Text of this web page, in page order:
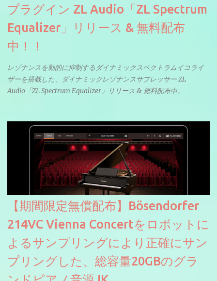
プラグイン ZL Audio「ZL Spectrum
Equalizer」リリース & 無料配布
中！！
レゾナンスを動的に抑制するダイナミックスペクトラムイコライ
ザーを搭載した、ダイナミックレゾナンスサプレッサー ZL
Audio「ZL Spectrum Equalizer」リリース & 無料配布中。
【期間限定無償配布】Bösendorfer
214VC Vienna Concertをロボットに
よるサンプリングにより正確にサン
プリングした、総容量20GBのグラ